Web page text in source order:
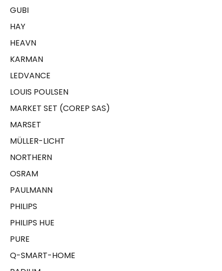
GUBI
HAY
HEAVN
KARMAN
LEDVANCE
LOUIS POULSEN
MARKET SET (COREP SAS)
MARSET
MÜLLER-LICHT
NORTHERN
OSRAM
PAULMANN
PHILIPS
PHILIPS HUE
PURE
Q-SMART-HOME